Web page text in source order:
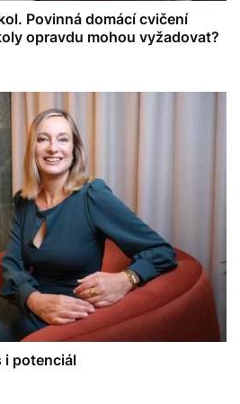
Povinná domácí cvičení
opravdu mohou vyžadovat?
i potenciál